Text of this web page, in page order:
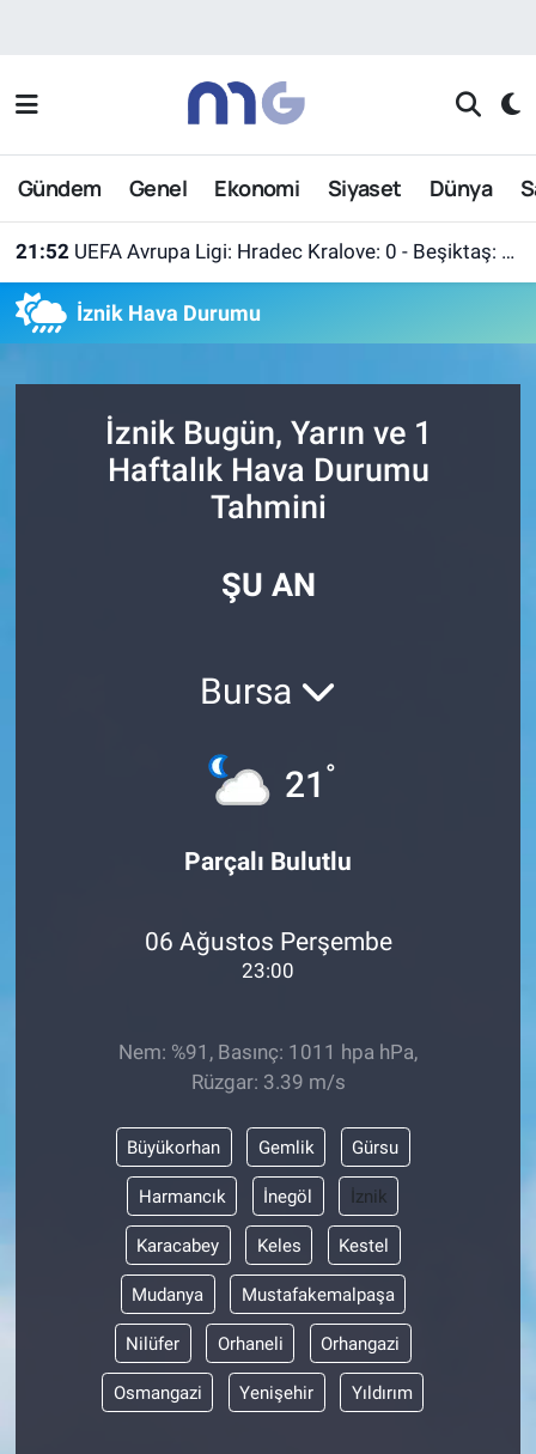
Gündem Genel Ekonomi Siyaset Dünya
21:52 UEFA Avrupa Ligi: Hradec Kralove: 0 - Beşiktaş: 1 (Maç sonucu)
İznik Hava Durumu
İznik Bugün, Yarın ve 1
Haftalık Hava Durumu
Tahmini
ŞU AN
Bursa
21 °
Parçalı Bulutlu
06 Ağustos Perşembe
23:00
Nem: %91, Basınç: 1011 hpa hPa,
Rüzgar: 3.39 m/s
Büyükorhan Gemlik Gürsu
Harmancık İnegöl İznik
Karacabey Keles Kestel
Mudanya Mustafakemalpaşa
Nilüfer Orhaneli Orhangazi
Osmangazi Yenişehir Yıldırım
Nöbetçi Eczaneler
Hava Durumu
Son Dakika Haberleri